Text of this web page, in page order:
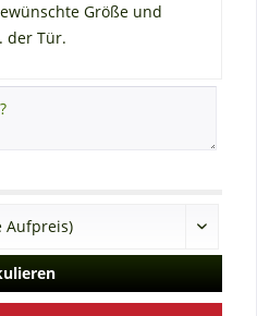
Größe und
der Tür.